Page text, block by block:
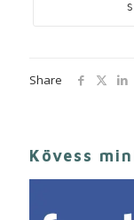
Share
Kövess